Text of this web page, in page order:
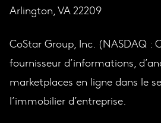
Arlington, VA 22209
CoStar Group, Inc. (NASDAQ :
fournisseur d’informations,
marketplaces en ligne dans le
l’immobilier d’entreprise.